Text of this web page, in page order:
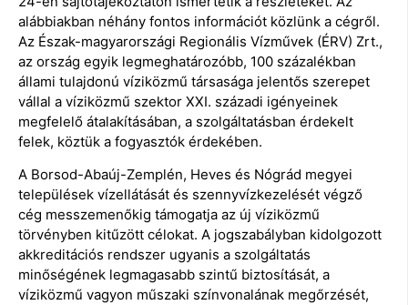
alábbiakban néhány fontos információt közlünk a cégről.
Az Észak-magyarországi Regionális Vízművek (ÉRV) Zrt.,
az ország egyik legmeghatározóbb, 100 százalékban
állami tulajdonú víziközmű társasága jelentős szerepet
vállal a víziközmű szektor XXI. századi igényeinek
megfelelő átalakításában, a szolgáltatásban érdekelt
felek, köztük a fogyasztók érdekében.
A Borsod-Abaúj-Zemplén, Heves és Nógrád megyei
települések vízellátását és szennyvízkezelését végző
cég messzemenőkig támogatja az új víziközmű
törvényben kitűzött célokat. A jogszabályban kidolgozott
akkreditációs rendszer ugyanis a szolgáltatás
minőségének legmagasabb szintű biztosítását, a
víziközmű vagyon műszaki színvonalának megőrzését,